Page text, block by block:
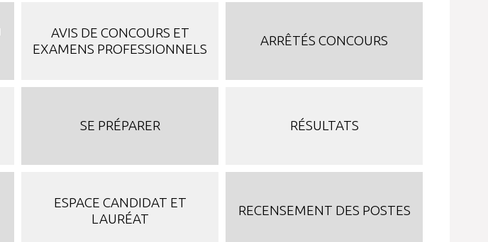
AVIS DE CONCOURS ET
EXAMENS PROFESSIONNELS
ARRÊTÉS CONCOURS
SE PRÉPARER RÉSULTATS
ESPACE CANDIDAT ET
LAURÉAT
RECENSEMENT DES POSTES